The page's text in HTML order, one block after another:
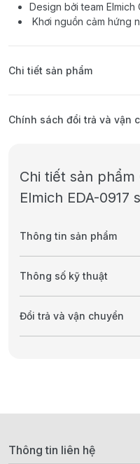
Design bởi team Elmich
Khơi nguồn cảm hứng
Chi tiết sản phẩm
Chính sách đổi trả và vận
Chi tiết sản
Elmich EDA-0917
Thông tin sản phẩm
Thông số kỹ thuật
Đổi trả và vận chuyển
Thông tin liên hệ